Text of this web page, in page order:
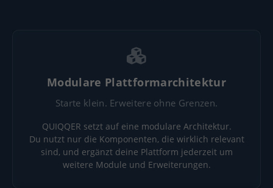
Modulare Plattformarchitektur
Starte klein. Erweitere ohne Grenzen.
QUIQQER setzt auf eine modulare Architektur.
Du nutzt nur die Komponenten, die wirklich relevant
sind, und ergänzt deine Plattform jederzeit um
weitere Module und Erweiterungen.